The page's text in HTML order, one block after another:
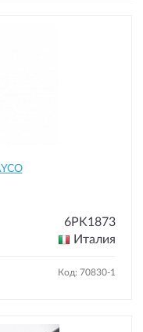
6PK1873
Италия
Код: 70830-1